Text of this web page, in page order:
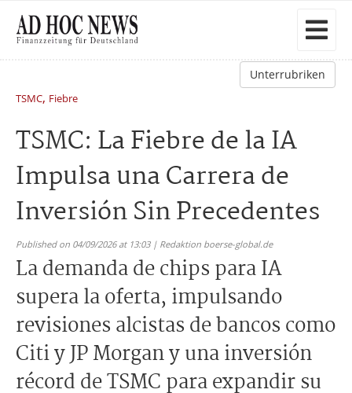
Unterrubriken
TSMC, Fiebre
TSMC: La Fiebre de la IA
Impulsa una Carrera de
Inversión Sin Precedentes
Published on 04/09/2026 at 13:03 | Redaktion boerse-global.de
La demanda de chips para IA
supera la oferta, impulsando
revisiones alcistas de bancos como
Citi y JP Morgan y una inversión
récord de TSMC para expandir su